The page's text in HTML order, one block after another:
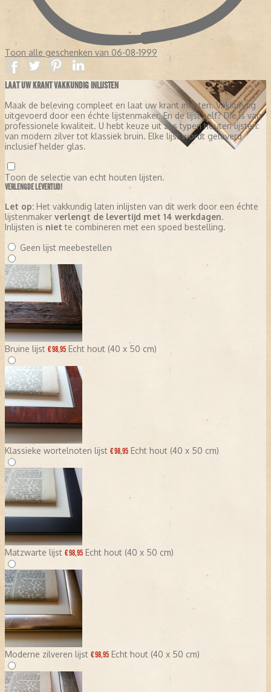
Toon alle geschenken van 06-08-1999
LAAT UW KRANT VAKKUNDIG INLIJSTEN
Maak de beleving compleet en laat uw krant inlijsten. Vakkundig
uitgevoerd door een échte lijstenmaker. En de lijst zelf? Die is van
professionele kwaliteit. U hebt keuze uit zes typen houten lijsten:
van modern zilver tot klassiek bruin. Elke lijst wordt geleverd
inclusief helder glas.
Toon de selectie van echt houten lijsten.
VERLENGDE LEVERTIJD!
Let op: Het vakkundig laten inlijsten van dit werk door een échte
lijstenmaker verlengt de levertijd met 14 werkdagen.
Inlijsten is niet te combineren met een spoed bestelling.
Geen lijst meebestellen
Bruine lijst € 98,95 Echt hout (40 x 50 cm)
Klassieke wortelnoten lijst € 98,95 Echt hout (40 x 50 cm)
Matzwarte lijst € 98,95 Echt hout (40 x 50 cm)
Moderne zilveren lijst € 98,95 Echt hout (40 x 50 cm)